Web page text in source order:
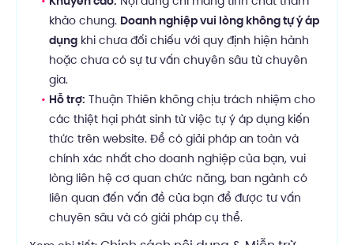
khảo chung. Doanh nghiệp vui lòng không tự ý áp
dụng khi chưa đối chiếu với quy định hiện hành
hoặc chưa có sự tư vấn chuyên sâu từ chuyên
gia.
Hỗ trợ: Thuận Thiên không chịu trách nhiệm cho
các thiệt hại phát sinh từ việc tự ý áp dụng kiến
thức trên website. Để có giải pháp an toàn và
chính xác nhất cho doanh nghiệp của bạn, vui
lòng liên hệ cơ quan chức năng, ban ngành có
liên quan đến vấn đề của bạn để được tư vấn
chuyên sâu và có giải pháp cụ thể.